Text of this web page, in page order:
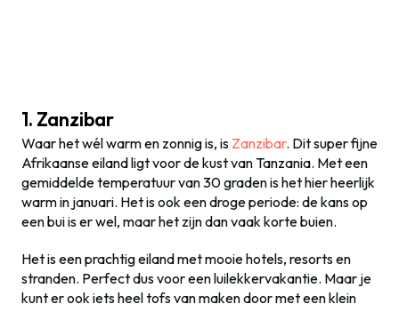
1. Zanzibar
Waar het wél warm en zonnig is, is Zanzibar. Dit super fijne
Afrikaanse eiland ligt voor de kust van Tanzania. Met een
gemiddelde temperatuur van 30 graden is het hier heerlijk
warm in januari. Het is ook een droge periode: de kans op
een bui is er wel, maar het zijn dan vaak korte buien.
Het is een prachtig eiland met mooie hotels, resorts en
stranden. Perfect dus voor een luilekkervakantie. Maar je
kunt er ook iets heel tofs van maken door met een klein